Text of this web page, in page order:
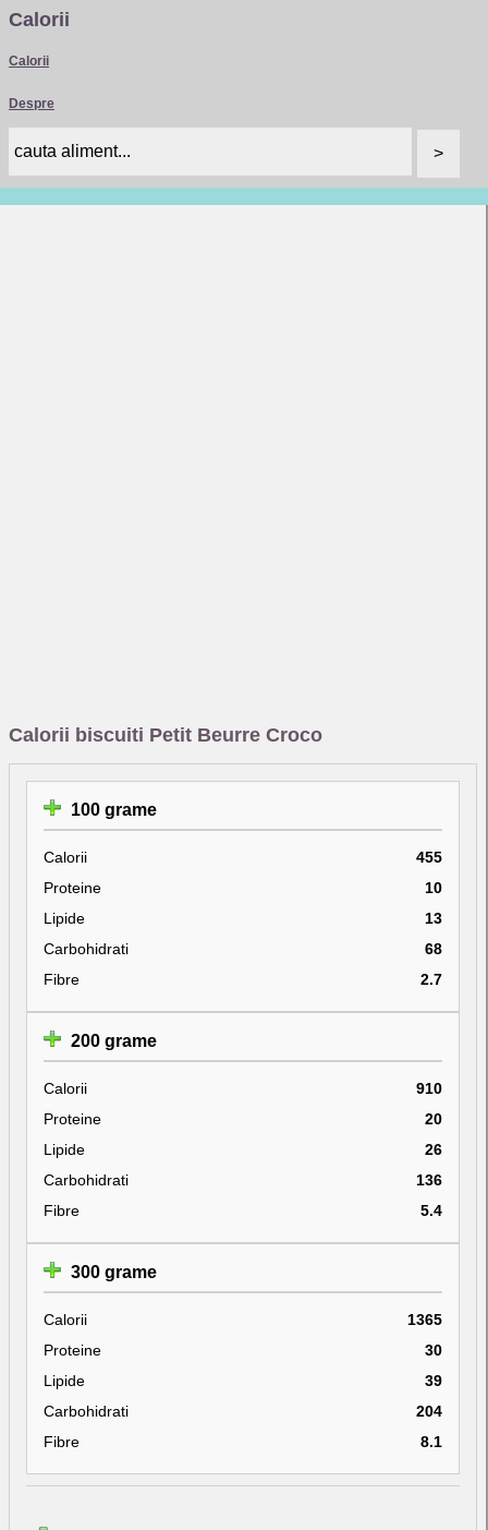
Calorii
Calorii
Despre
Calorii biscuiti Petit Beurre Croco
100 grame
Calorii
455
Proteine
10
Lipide
13
Carbohidrati
68
Fibre
2.7
200 grame
Calorii
910
Proteine
20
Lipide
26
Carbohidrati
136
Fibre
5.4
300 grame
Calorii
1365
Proteine
30
Lipide
39
Carbohidrati
204
Fibre
8.1